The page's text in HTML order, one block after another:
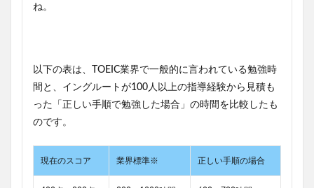
ね。
以下の表は、TOEIC業界で一般的に言われている勉強時
間と、イングルートが100人以上の指導経験から見積も
った「正しい手順で勉強した場合」の時間を比較したも
のです。
現在のスコア 業界標準※ 正しい手順の場合